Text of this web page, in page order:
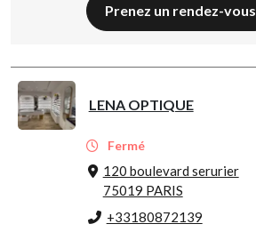
Prenez un rendez-vous
LENA OPTIQUE
Fermé
120 boulevard serurier
75019 PARIS
+33180872139